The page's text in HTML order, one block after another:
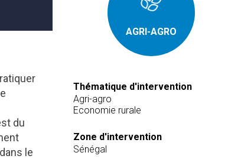
du
le
AGRI-AGRO
Thématique d'intervention
Agri-agro
Economie rurale
Zone d'intervention
Sénégal